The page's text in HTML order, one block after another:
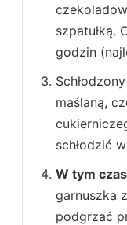
szpatułką.
godzin
maślaną,
schłodzić
W tym
garnuszka
podgrzać